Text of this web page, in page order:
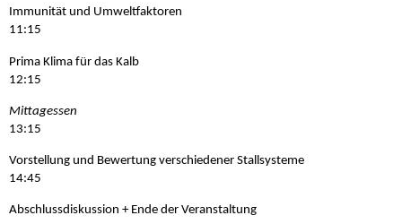
Immunität und Umweltfaktoren
11:15
Prima Klima für das Kalb
12:15
Mittagessen
13:15
Vorstellung und Bewertung verschiedener Stallsysteme
14:45
Abschlussdiskussion + Ende der Veranstaltung